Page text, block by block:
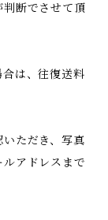
断でさせて頂
は、往復送料
ただき、写真
アドレスまで